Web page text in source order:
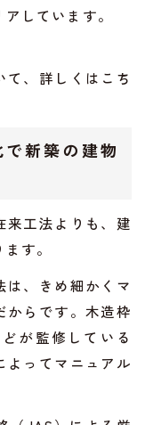
しています。
て、詳しくはこち
新築の建物
来工法よりも、建
す。
は、きめ細かくマ
からです。木造枠
が監修している
よってマニュアル